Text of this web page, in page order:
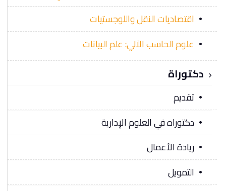
اقتصاديات النقل واللوجستيات
علوم الحاسب الآلي: علم البيانات
دكتوراة
تقديم
دكتوراه في العلوم الإدارية
ريادة الأعمال
التمويل